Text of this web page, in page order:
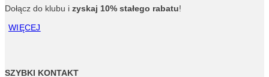
Dołącz do klubu i zyskaj 10% stałego rabatu!
WIĘCEJ
SZYBKI KONTAKT